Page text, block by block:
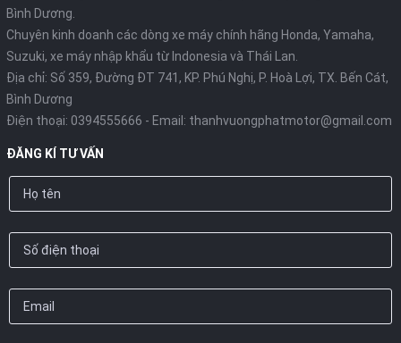
Động cơ
Honda Scoopy 2021 cũng là mẫu xe đầu tiên trong gia đình
Scoop sở hữu động cơ eSP 110cc, 4 thì, làm mát bằng không
khí, phun xăng PGM-Fi. Xe ăn xăng cực ít.m Xe có khả năng tiết
62,5 km/lít.
Bình Dương.
Chuyên kinh doanh các dòng xe máy chính hãng Honda, Yamaha,
Suzuki, xe máy nhập khẩu từ Indonesia và Thái Lan.
Địa chỉ: Số 359, Đường ĐT 741, KP. Phú Nghị, P. Hoà Lợi, TX. Bến Cát,
Bình Dương
Điện thoại: 0394555666 - Email: thanhvuongphatmotor@gmail.com
ĐĂNG KÍ TƯ VẤN